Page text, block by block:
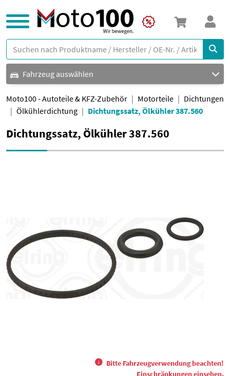
Fahrzeug auswählen
Moto100 - Autoteile & KFZ-Zubehör Motorteile
Dichtungen
Ölkühlerdichtung
Dichtungssatz, Ölkühler 387.560
Dichtungssatz, Ölkühler 387.560
Bitte Fahrzeugverwendung beachten!
Einschränkungen einsehen.